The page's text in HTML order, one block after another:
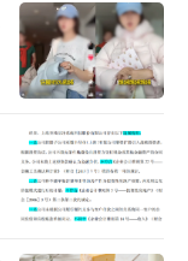
一次实现直接
大程度保留了
做到了更天
面，飞鹤还成